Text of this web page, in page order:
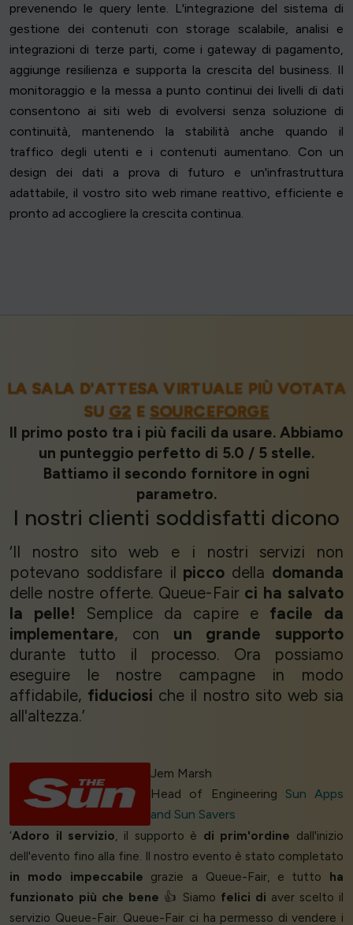
prevenendo le query lente. L'integrazione del sistema di
gestione dei contenuti con storage scalabile, analisi e
integrazioni di terze parti, come i gateway di pagamento,
aggiunge resilienza e supporta la crescita del business. Il
monitoraggio e la messa a punto continui dei livelli di dati
consentono ai siti web di evolversi senza soluzione di
continuità, mantenendo la stabilità anche quando il
traffico degli utenti e i contenuti aumentano. Con un
design dei dati a prova di futuro e un'infrastruttura
adattabile, il vostro sito web rimane reattivo, efficiente e
pronto ad accogliere la crescita continua.
LA SALA D'ATTESA VIRTUALE PIÙ VOTATA
SUG2 ESOURCEFORGE
Il primo posto tra i più facili da usare. Abbiamo
un punteggio perfetto di 5.0 / 5 stelle.
Battiamo il secondo fornitore in ogni
parametro.
I nostri clienti soddisfatti dicono
‘Il nostro sito web e i nostri servizi non
potevano soddisfare il picco della domanda
delle nostre offerte. Queue-Fair ci ha salvato
la pelle! Semplice da capire e facile da
implementare, con un grande supporto
durante tutto il processo. Ora possiamo
eseguire le nostre campagne in modo
affidabile, fiduciosi che il nostro sito web sia
all'altezza.’
Jem Marsh
Head of Engineering Sun Apps
and Sun Savers
‘Adoro il servizio, il supporto è di prim'ordine dall'inizio
dell'evento fino alla fine. Il nostro evento è stato completato
in modo impeccabile grazie a Queue-Fair, e tutto ha
funzionato più che bene 👍 Siamo felici di aver scelto il
servizio Queue-Fair. Queue-Fair ci ha permesso di vendere i